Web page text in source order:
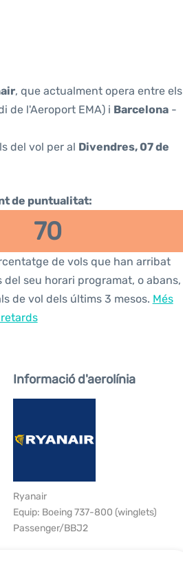
, que actualment opera entre els
de l'Aeroport EMA) i Barcelona -
del vol per al Divendres, 07 de
de puntualitat:
70
de vols que han arribat
del seu horari programat, o abans,
de vol dels últims 3 mesos. Més
Informació d'aerolínia
Ryanair
Equip: Boeing 737-800 (winglets)
Passenger/BBJ2